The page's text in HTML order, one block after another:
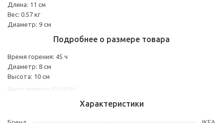
Длина: 11 см
Вес: 0.57 кг
Диаметр: 9 см
Подробнее о размере товара
Время горения: 45 ч
Диаметр: 8 см
Высота: 10 см
Характеристики